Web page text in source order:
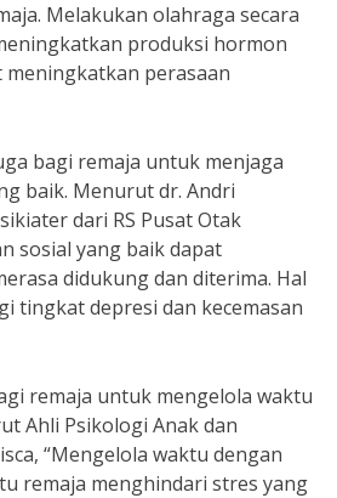
Melakukan olahraga secara
produksi hormon
perasaan
bagi remaja untuk menjaga
baik. Menurut dr. Andri
dari RS Pusat Otak
sosial yang baik dapat
didukung dan diterima. Hal
tingkat depresi dan kecemasan
remaja untuk mengelola waktu
Ahli Psikologi Anak dan
“Mengelola waktu dengan
remaja menghindari stres yang